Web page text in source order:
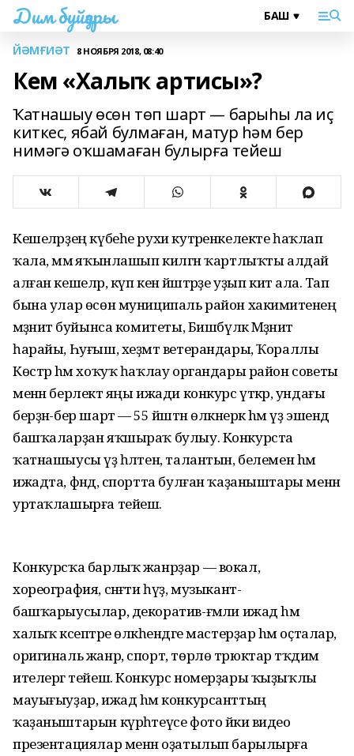
Дим буйҙары
ЙӘМҒИӘТ 8 НОЯБРЯ 2018, 08:40
Кем «Халыҡ артисы»?
Ҡатнашыу өсөн төп шарт — барыһы ла иҫ
киткес, ябай булмаған, матур hәм бер
нимәгә оҡшамаған булырға тейеш
Кешеләрҙең күбеһе рухи кyтәренкелекте һаҡлап
ҡала, әммә яҡынлашып килгән ҡартлыҡты алдай
алған кешеләр, күп кенә йәштәрҙе уҙып китә ала. Тап
бына улар өсөн муниципаль район хакимиәтенең
мәҙәниәт буйынса комитеты, Бишбүләк Мәҙәниәт
һарайы, Һуғыш, хеҙмәт ветерандары, Ҡораллы
Көстәр hәм хоҡуҡ һаҡлау органдары район советы
менән берлектә яңы ижади конкурс үткәрә, ундағы
берҙән-бер шарт — 55 йәштән өлкәнерәк hәм үҙ эшендә
башҡаларҙан яҡшыраҡ булыу. Конкурста
ҡатнашыусы үҙ һәләтен, талантын, белемен hәм
ижадта, фәндә, спортта булған ҡаҙаныштары менән
уртаҡлашырға тейеш.
Конкурсҡа барлыҡ жанрҙар — вокал,
хореография, сәнғәти һүҙ, музыкант-
башҡарыусылар, декоратив-ғәмәли ижад hәм
халыҡ кәсептәре өлкәһендәге мастерҙар hәм оҫталар,
оригиналь жанр, спорт, төрлө трюктар тәҡдим
ителергә тейеш. Конкурс номерҙары ҡыҙыҡлы
мауығыуҙар, ижад hәм конкурсанттың
ҡаҙаныштарын күрһәтеүсе фото йәки видео
презентациялар менән оҙатылып барылырға